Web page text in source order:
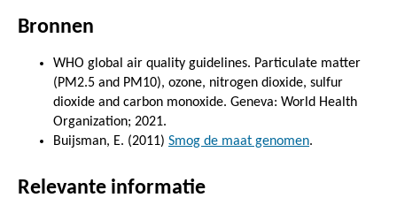
Bronnen
WHO global air quality guidelines. Particulate matter
(PM2.5 and PM10), ozone, nitrogen dioxide, sulfur
dioxide and carbon monoxide. Geneva: World Health
Organization; 2021.
Buijsman, E. (2011) Smog de maat genomen.
Relevante informatie